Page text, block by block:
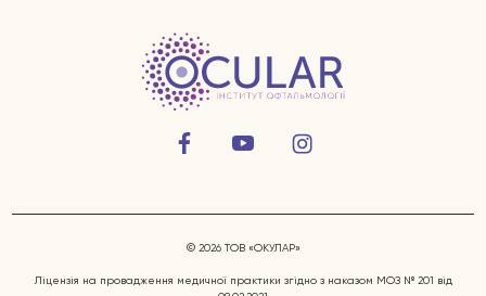
© 2026 ТОВ «ОКУЛАР»
Ліцензія на провадження медичної практики згідно з наказом МОЗ № 201 від